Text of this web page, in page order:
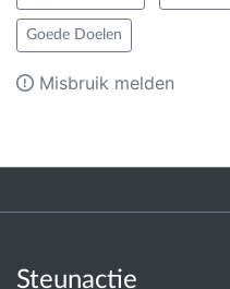
Goede Doelen
Misbruik melden
Steunactie